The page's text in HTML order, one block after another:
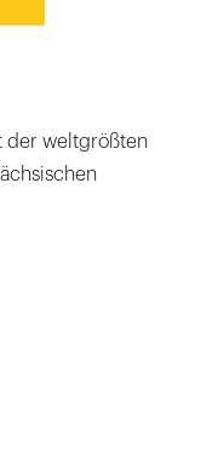
der weltgrößten